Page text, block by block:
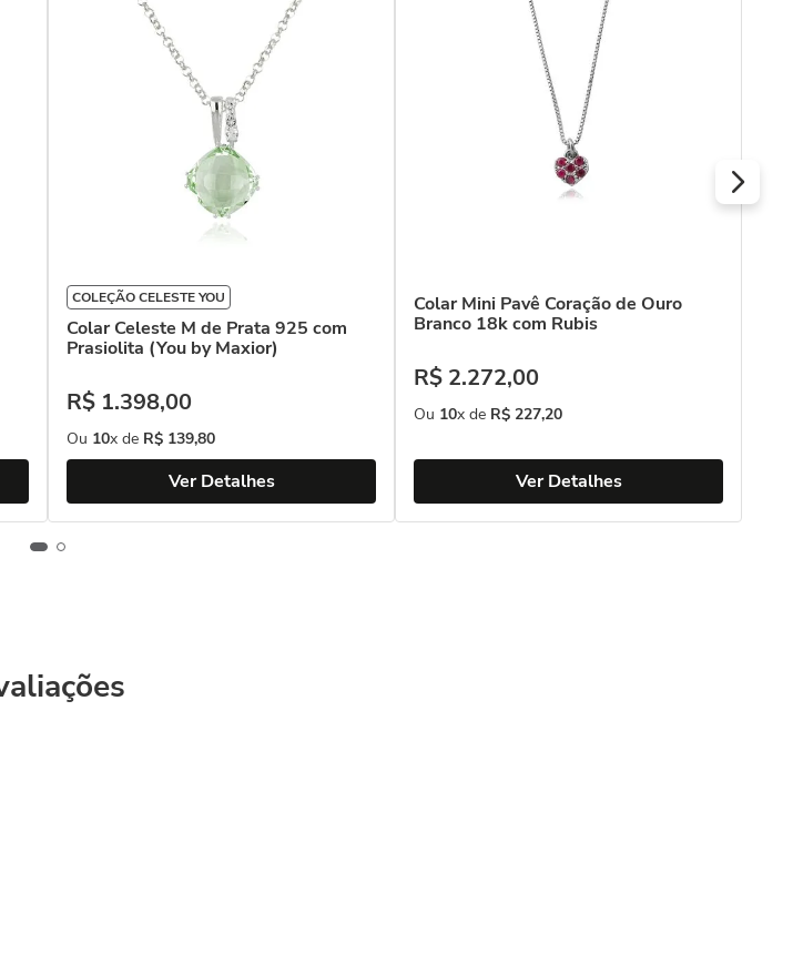
COLEÇÃO CELESTE YOU
Colar Celeste M de Prata 925 com
Prasiolita (You by Maxior)
R$ 1.398,00
Ou 10x de R$ 139,80
Ver Detalhes
Colar Mini Pavê Coração de Ouro
Branco 18k com Rubis
R$ 2.272,00
Ou 10x de R$ 227,20
Ver Detalhes